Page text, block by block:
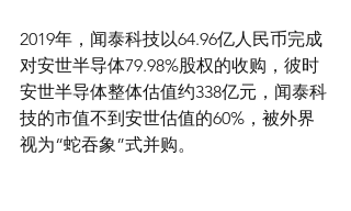
2019年，闻泰科技以64.96亿人民币完成
对安世半导体79.98%股权的收购，彼时
安世半导体整体估值约338亿元，闻泰科
技的市值不到安世估值的60%，被外界
视为“蛇吞象”式并购。